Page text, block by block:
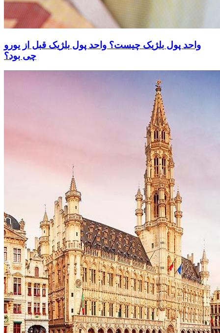
واحد پول بلژیک چیست؟ واحد پول بلژیک قبل از یورو
چی بود؟